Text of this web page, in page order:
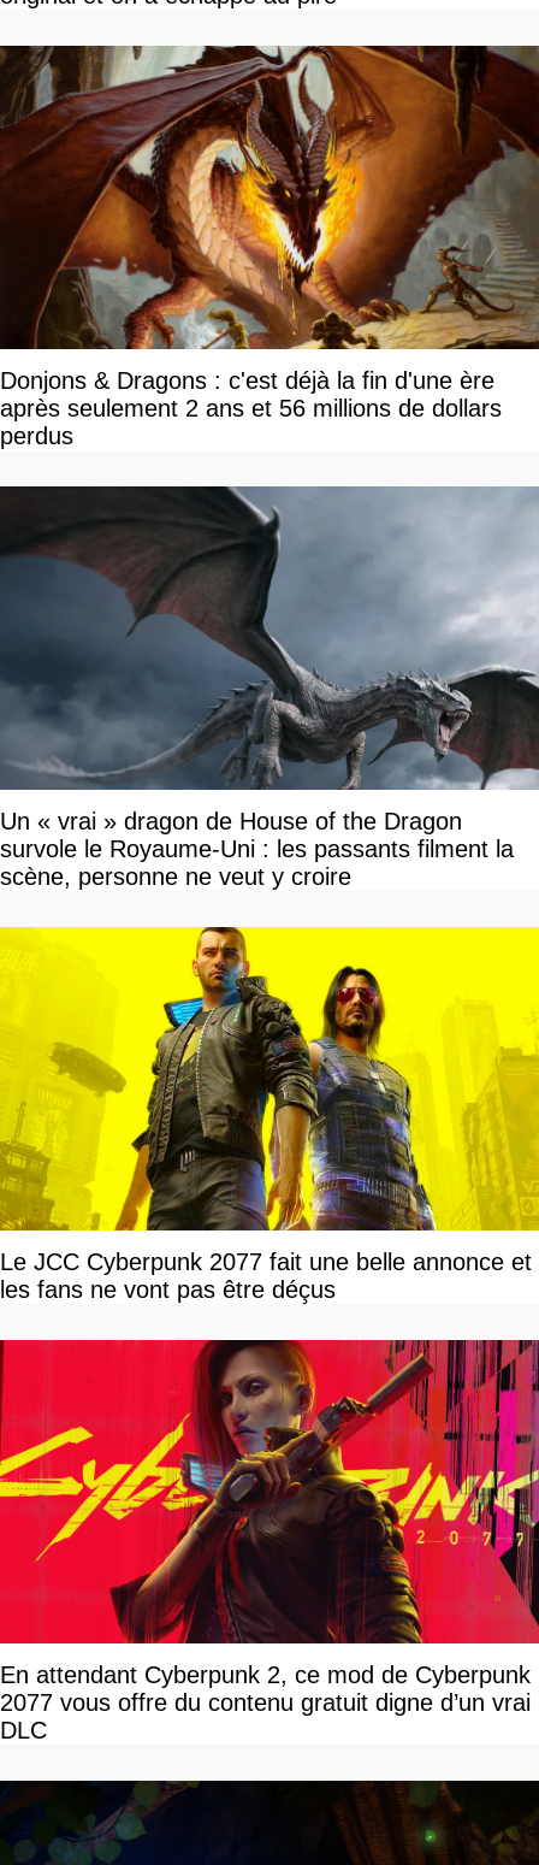
Donjons & Dragons : c'est déjà la fin d'une ère
après seulement 2 ans et 56 millions de dollars
perdus
Un « vrai » dragon de House of the Dragon
survole le Royaume-Uni : les passants filment la
scène, personne ne veut y croire
Le JCC Cyberpunk 2077 fait une belle annonce et
les fans ne vont pas être déçus
En attendant Cyberpunk 2, ce mod de Cyberpunk
2077 vous offre du contenu gratuit digne d’un vrai
DLC